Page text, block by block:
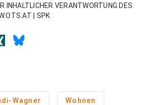
INHALTLICHER VERANTWORTUNG DES
| SPK
Wagner Wohnen